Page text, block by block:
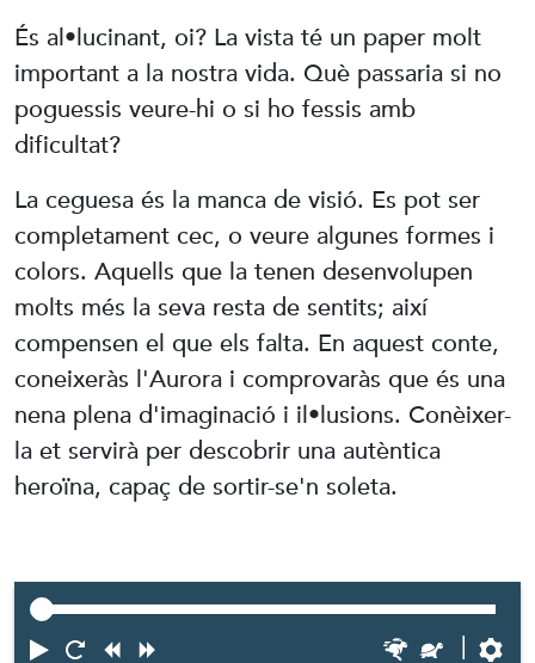
És al•lucinant, oi? La vista té un paper molt
important a la nostra vida. Què passaria si no
poguessis veure-hi o si ho fessis amb
dificultat?
La ceguesa és la manca de visió. Es pot ser
completament cec, o veure algunes formes i
colors. Aquells que la tenen desenvolupen
molts més la seva resta de sentits; així
compensen el que els falta. En aquest conte,
coneixeràs l'Aurora i comprovaràs que és una
nena plena d'imaginació i il•lusions. Conèixer-
la et servirà per descobrir una autèntica
heroïna, capaç de sortir-se'n soleta.
Play Reiniciar
Atrasar RápidoLento